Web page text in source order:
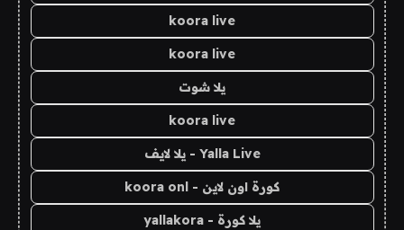
koora live
koora live
يلا شوت
koora live
Yalla Live - يلا لايف
كورة اون لاين - koora onl
يلا كورة - yallakora